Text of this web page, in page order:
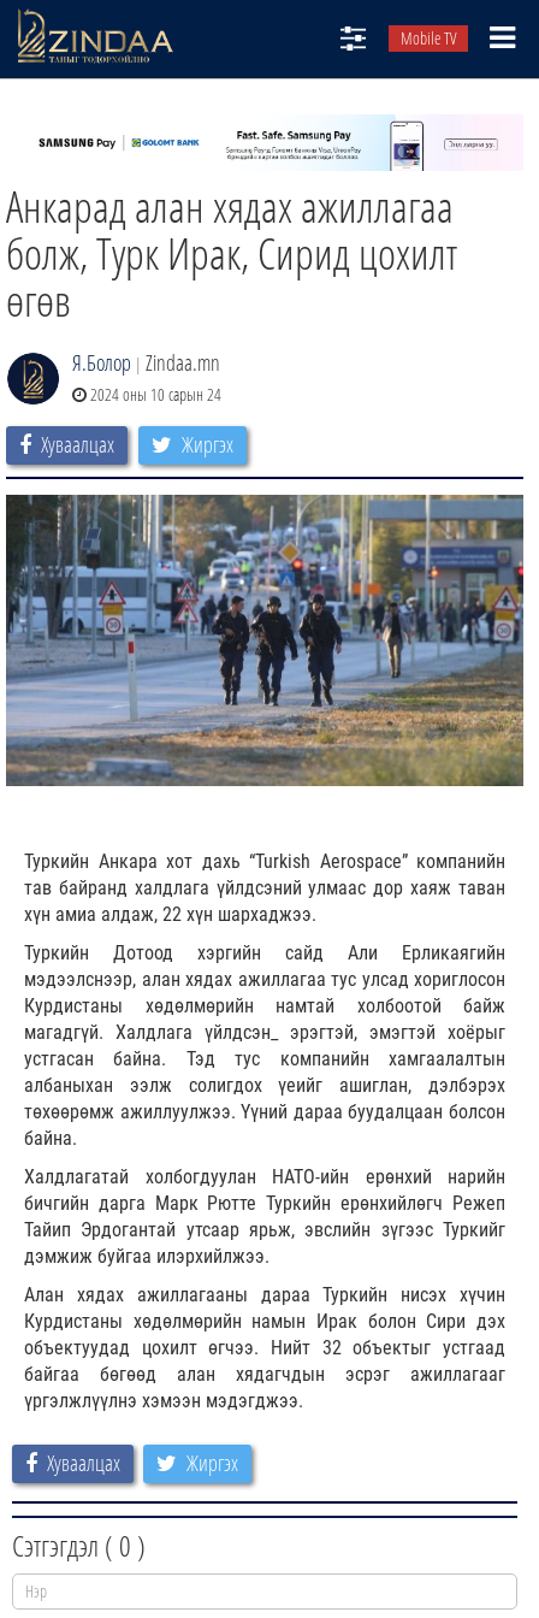
Mobile TV
ТВ8
ӨГЛӨӨНИЙ СОНИН
АУДИО ЗОХИОЛ
ЗИНДАА СЭТГҮҮЛ
Анкарад алан хядах ажиллагаа
болж, Турк Ирак, Сирид цохилт
өгөв
Я.Болор | Zindaa.mn
2024 оны 10 сарын 24
Хуваалцах Жиргэх
Туркийн Анкара хот дахь “Turkish Aerospace” компанийн
тав байранд халдлага үйлдсэний улмаас дор хаяж таван
хүн амиа алдаж, 22 хүн шархаджээ.
Туркийн Дотоод хэргийн сайд Али Ерликаягийн
мэдээлснээр, алан хядах ажиллагаа тус улсад хориглосон
Курдистаны хөдөлмөрийн намтай холбоотой байж
магадгүй. Халдлага үйлдсэн_ эрэгтэй, эмэгтэй хоёрыг
устгасан байна. Тэд тус компанийн хамгаалалтын
албаныхан ээлж солигдох үеийг ашиглан, дэлбэрэх
төхөөрөмж ажиллуулжээ. Үүний дараа буудалцаан болсон
байна.
Халдлагатай холбогдуулан НАТО-ийн ерөнхий нарийн
бичгийн дарга Марк Рютте Туркийн ерөнхийлөгч Режеп
Тайип Эрдогантай утсаар ярьж, эвслийн зүгээс Туркийг
дэмжиж буйгаа илэрхийлжээ.
Алан хядах ажиллагааны дараа Туркийн нисэх хүчин
Курдистаны хөдөлмөрийн намын Ирак болон Сири дэх
объектуудад цохилт өгчээ. Нийт 32 объектыг устгаад
байгаа бөгөөд алан хядагчдын эсрэг ажиллагааг
үргэлжлүүлнэ хэмээн мэдэгджээ.
Хуваалцах Жиргэх
Сэтгэгдэл ( 0 )